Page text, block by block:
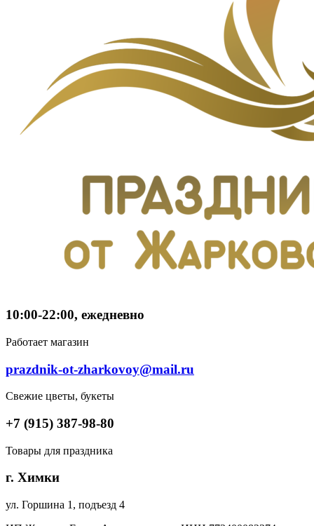
10:00-22:00, ежедневно
Работает магазин
prazdnik-ot-zharkovoy@mail.ru
Свежие цветы, букеты
+7 (915) 387-98-80
Товары для праздника
г. Химки
ул. Горшина 1, подъезд 4